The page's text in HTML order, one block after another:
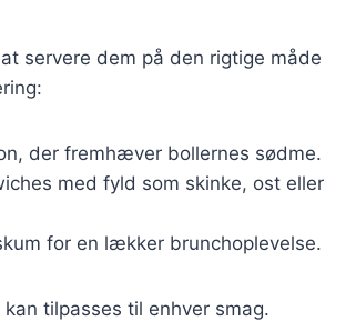
servere dem på den rigtige måde
der fremhæver bollernes sødme.
med fyld som skinke, ost eller
for en lækker brunchoplevelse.
tilpasses til enhver smag.